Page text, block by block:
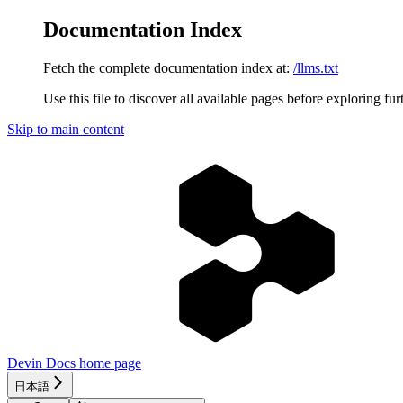
Documentation Index
Fetch the complete documentation index at: /llms.txt
Use this file to discover all available pages before exploring
Skip to main content
Devin Docs home page
日本語